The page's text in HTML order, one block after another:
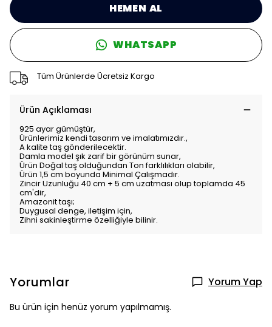
HEMEN AL
WHATSAPP
Tüm Ürünlerde Ücretsiz Kargo
Ürün Açıklaması
925 ayar gümüştür,
Ürünlerimiz kendi tasarım ve imalatımızdır.,
A kalite taş gönderilecektir.
Damla model şık zarif bir görünüm sunar,
Ürün Doğal taş olduğundan Ton farklılıkları olabilir,
Ürün 1,5 cm boyunda Minimal Çalışmadır.
Zincir Uzunluğu 40 cm + 5 cm uzatması olup toplamda 45
cm'dir,
Amazonit taşı;
Duygusal denge, iletişim için,
Zihni sakinleştirme özelliğiyle bilinir.
Yorumlar Yorum Yap
Bu ürün için henüz yorum yapılmamış.